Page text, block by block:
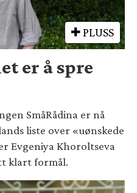
PLUSS
er å spre
SmåRådina er nå
liste over «uønskede
Evgeniya Khoroltseva
klart formål.